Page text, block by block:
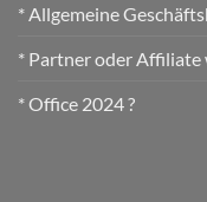
* Allgemeine
* Partner oder Affiliate
* Office 2024 ?